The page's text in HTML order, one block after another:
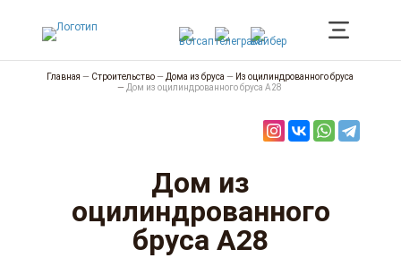
Главная — Строительство— Дома из бруса — Из оцилиндрованного бруса
— Дом из оцилиндрованного бруса А28
Дом из
оцилиндрованного
бруса А28